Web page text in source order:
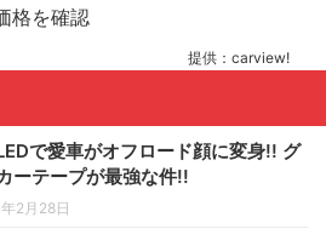
提供：carview!
で愛車がオフロード顔に変身!! グ
ーテープが最強な件!!
2月28日